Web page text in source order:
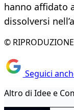
hanno affidato
dissolversi
© RIPRODUZIONE
Seguici
Altro di Idee e